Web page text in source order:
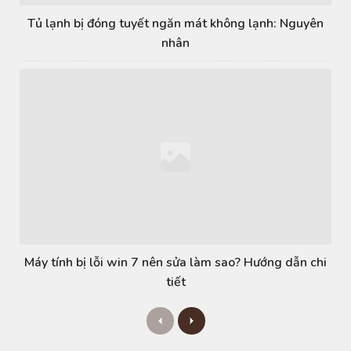
Tủ lạnh bị đóng tuyết ngăn mát không lạnh: Nguyên
nhân
Máy tính bị lỗi win 7 nên sửa làm sao? Hướng dẫn chi
tiết
P
r
N
e